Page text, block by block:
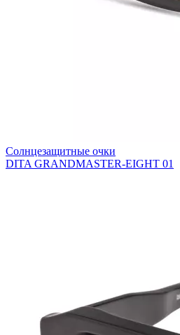
Солнцезащитные очки
DITA GRANDMASTER-EIGHT 01